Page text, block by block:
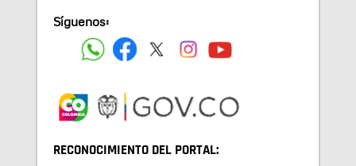
Síguenos:
RECONOCIMIENTO DEL PORTAL: